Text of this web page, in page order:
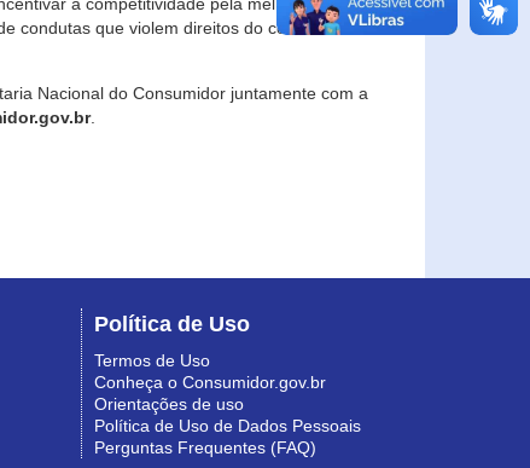
condutas que violem direitos do consumidor e
Nacional do Consumidor juntamente com a
.
Política de Uso
Termos de Uso
Conheça o Consumidor.gov.br
Orientações de uso
Política de Uso de Dados Pessoais
Perguntas Frequentes (FAQ)